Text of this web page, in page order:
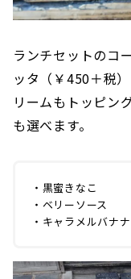
ランチセットのコ
ッタ（￥450＋税
リームもトッピン
も選べます。
・黒蜜きなこ
・ベリーソー
・キャラメルバ